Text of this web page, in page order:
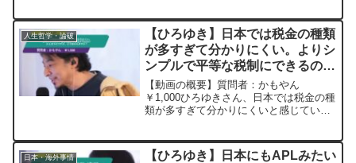
おもうのですが今駒込に入院してます生
活保護の場合転院は、...
人生哲学・論破
【ひろゆき】日本では税金の種類
が多すぎて分かりにくい。よりシ
ンプルで平等な税制にできるので
はないかと思うのですが、どう思
われますか？ー ひろゆき切り抜
き 20241127
【動画の概要】質問者：かもやん
￥1,000ひろゆきさん、日本では税金の種
類が多すぎて分かりにくいと感じていま
国民に課されていますが、これを全て消
日本・海外事情
【ひろゆき】日本にもAPLみたい